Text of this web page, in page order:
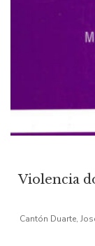
Violencia
Cantón Duarte,